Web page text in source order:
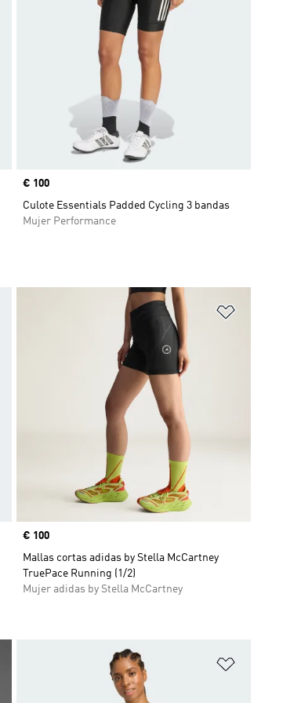
Precio
€ 100
Culote Essentials Padded Cycling 3 bandas
Mujer Performance
Añadir a la lista de deseos
Precio
€ 100
Mallas cortas adidas by Stella McCartney
TruePace Running (1/2)
Mujer adidas by Stella McCartney
Añadir a la lista de deseos